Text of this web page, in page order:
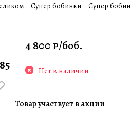
Супер бобинки Супер
4 800 ₽/боб.
Нет в наличии
Товар участвует в акции